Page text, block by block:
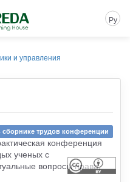
Ру
и управления
сборнике трудов конференции